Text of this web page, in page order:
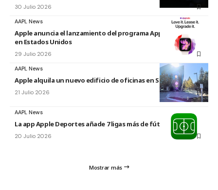
30 Julio 2026
AAPL News
Apple anuncia el lanzamiento del programa Apple Upgrade
en Estados Unidos
29 Julio 2026
AAPL News
Apple alquila un nuevo edificio de oficinas en Sunnyvale
21 Julio 2026
AAPL News
La app Apple Deportes añade 7 ligas más de fútbol
20 Julio 2026
Mostrar más